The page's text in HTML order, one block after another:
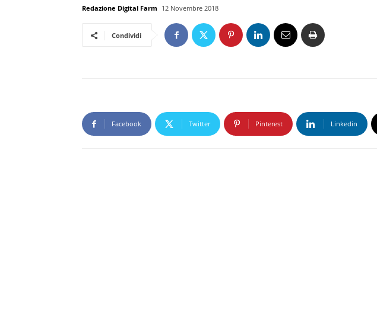
Redazione Digital Farm 12 Novembre 2018
Condividi
Facebook Twitter Pinterest Linkedin